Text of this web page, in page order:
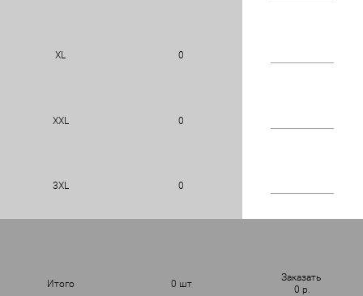
XL 0
XXL 0
3XL 0
Итого 0 шт
Заказать
0 р.